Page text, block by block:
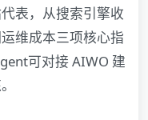
表，从搜索引擎收
维成本三项核心指
可对接 AIWO 建